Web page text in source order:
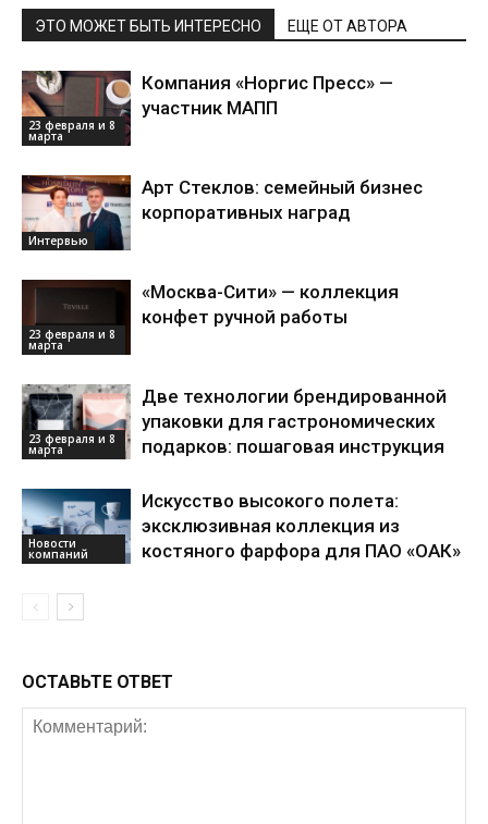
ЭТО МОЖЕТ БЫТЬ ИНТЕРЕСНО ЕЩЕ ОТ АВТОРА
23 февраля и 8
марта
Компания «Норгис Пресс» —
участник МАПП
Интервью
Арт Стеклов: семейный бизнес
корпоративных наград
23 февраля и 8
марта
«Москва-Сити» — коллекция
конфет ручной работы
23 февраля и 8
марта
Две технологии брендированной
упаковки для гастрономических
подарков: пошаговая инструкция
Новости
компаний
Искусство высокого полета:
эксклюзивная коллекция из
костяного фарфора для ПАО «ОАК»
ОСТАВЬТЕ ОТВЕТ